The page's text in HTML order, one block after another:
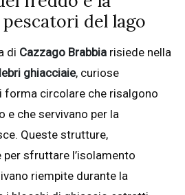
del lago
di Cazzago Brabbia risiede nella
ghiacciaie, curiose
forma circolare che risalgono
e che servivano per la
Queste strutture,
sfruttare l’isolamento
riempite durante la